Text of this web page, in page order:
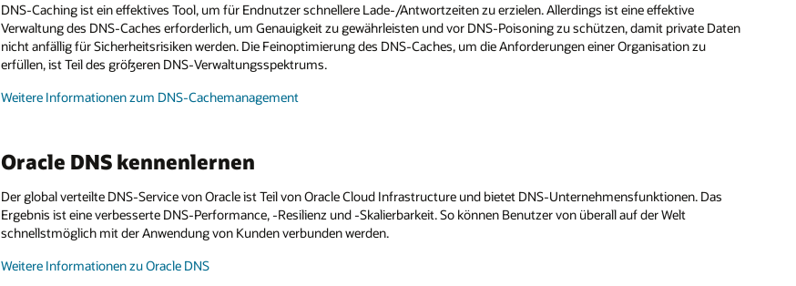
DNS-Caching ist ein effektives Tool, um für Endnutzer schnellere Lade-/Antwortzeiten zu erzielen. Allerdings ist eine effektive
Verwaltung des DNS-Caches erforderlich, um Genauigkeit zu gewährleisten und vor DNS-Poisoning zu schützen, damit private Daten
nicht anfällig für Sicherheitsrisiken werden. Die Feinoptimierung des DNS-Caches, um die Anforderungen einer Organisation zu
erfüllen, ist Teil des größeren DNS-Verwaltungsspektrums.
Weitere Informationen zum DNS-Cachemanagement
Oracle DNS kennenlernen
Der global verteilte DNS-Service von Oracle ist Teil von Oracle Cloud Infrastructure und bietet DNS-Unternehmensfunktionen. Das
Ergebnis ist eine verbesserte DNS-Performance, -Resilienz und -Skalierbarkeit. So können Benutzer von überall auf der Welt
schnellstmöglich mit der Anwendung von Kunden verbunden werden.
Weitere Informationen zu Oracle DNS